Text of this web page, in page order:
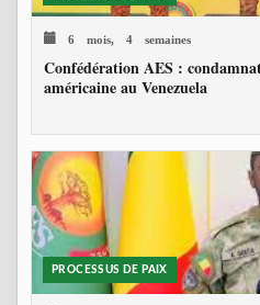
6 mois, 4 semaines
Confédération AES :
américaine au Venezuela
PROCESSUS DE PAIX